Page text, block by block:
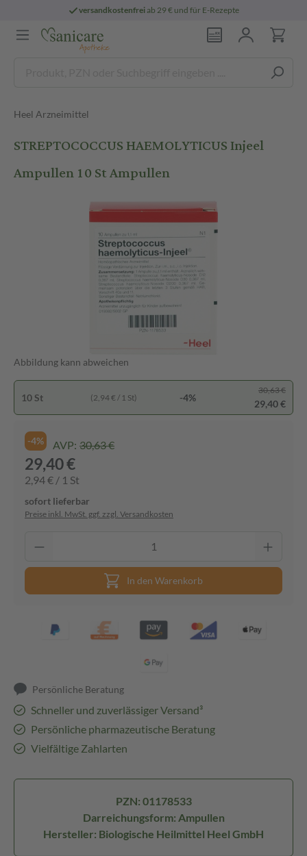
versandkostenfreiab 29 € und für E-Rezepte
Heel Arzneimittel
STREPTOCOCCUS HAEMOLYTICUS Injeel
Ampullen 10 St Ampullen
Abbildung kann abweichen
10 St (2,94 € / 1 St) -4%
30,63 €
29,40 €
-4% AVP: 30,63 €
29,40 €
2,94 € / 1 St
sofort lieferbar
Preise inkl. MwSt. ggf. zzgl. Versandkosten
In den Warenkorb
Persönliche Beratung
Schneller und zuverlässiger Versand³
Persönliche pharmazeutische Beratung
Vielfältige Zahlarten
PZN: 01178533
Darreichungsform: Ampullen
Hersteller: Biologische Heilmittel Heel GmbH